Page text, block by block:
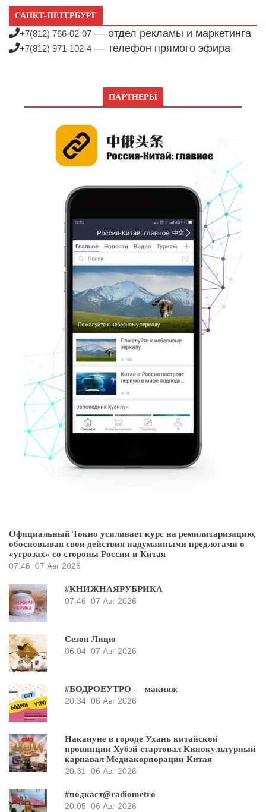
САНКТ-ПЕТЕРБУРГ
+7(812) 766-02-07 — отдел рекламы и маркетинга
+7(812) 971-102-4 — телефон прямого эфира
ПАРТНЕРЫ
Официальный Токио усиливает курс на ремилитаризацию,
обосновывая свои действия надуманными предлогами о
«угрозах» со стороны России и Китая
07:46 07 Авг 2026
#КНИЖНАЯРУБРИКА
07:46 07 Авг 2026
Сезон Лицю
06:04 07 Авг 2026
#БОДРОЕУТРО — макияж
20:34 06 Авг 2026
Накануне в городе Ухань китайской
провинции Хубэй стартовал Кинокультурный
карнавал Медиакорпорации Китая
20:31 06 Авг 2026
#подкаст@radiometro
20:05 06 Авг 2026